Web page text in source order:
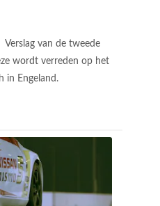
Verslag van de tweede
wordt verreden op het
in Engeland.